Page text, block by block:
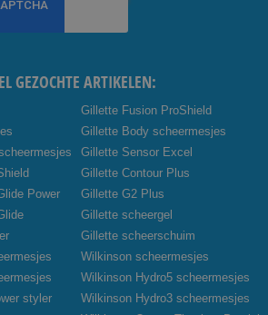
GEZOCHTE ARTIKELEN:
Power
styler
Gillette Fusion ProShield
Gillette Body scheermesjes
Gillette Sensor Excel
Gillette Contour Plus
Gillette G2 Plus
Gillette scheergel
Gillette scheerschuim
Wilkinson scheermesjes
Wilkinson Hydro5 scheermesjes
Wilkinson Hydro3 scheermesjes